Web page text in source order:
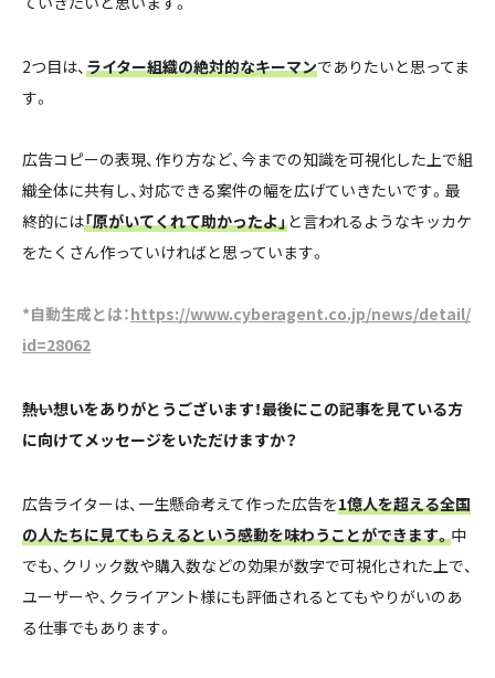
2つ目は、 ライター組織の絶対的なキーマンでありたいと思ってま
す。
広告コピーの表現、作り方など、今までの知識を可視化した上で組
織全体に共有し、対応できる案件の幅を広げていきたいです。最
終的には「原がいてくれて助かったよ」と言われるようなキッカケ
をたくさん作っていければと思っています。
*自動生成とは：https://www.cyberagent.co.jp/news/detail/
id=28062
――熱い想いをありがとうございます！最後にこの記事を見ている方
に向けてメッセージをいただけますか？
広告ライターは、一生懸命考えて作った広告を1億人を超える全国
の人たちに見てもらえるという感動を味わうことができます。中
でも、クリック数や購入数などの効果が数字で可視化された上で、
ユーザーや、クライアント様にも評価されるとてもやりがいのあ
る仕事でもあります。